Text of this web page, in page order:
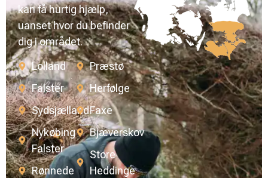
kan få hurtig hjælp,
uanset hvor du befinder
dig i området.
Lolland
Falster
Sydsjælland
Nykøbing
Falster
Rønnede
Præstø
Herfølge
Faxe
Bjæverskov
Store
Heddinge